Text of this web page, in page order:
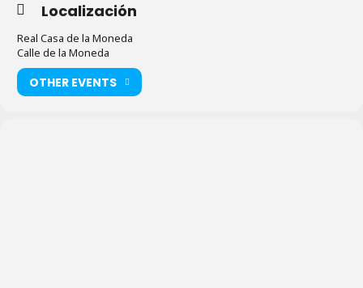
Localización
Real Casa de la Moneda
Calle de la Moneda
OTHER EVENTS